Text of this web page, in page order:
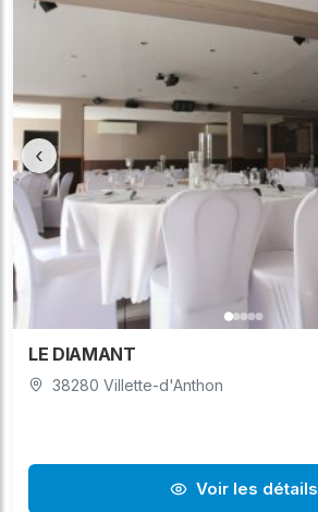
‹
LE DIAMANT
38280 Villette-d'Anthon
Voir les détails